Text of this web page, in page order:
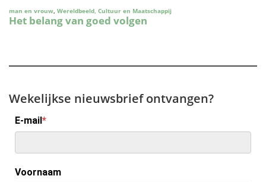
Wekelijkse nieuwsbrief ontvangen?